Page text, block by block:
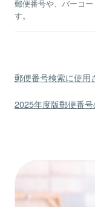
郵便番号や、バーコ
す。
郵便番号検索に使用
2025年度版郵便番